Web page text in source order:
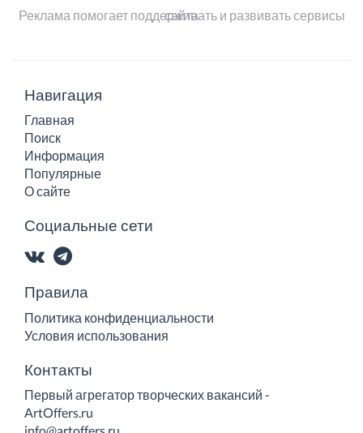
Реклама помогает поддерживать и развивать сервисы сайта
Навигация
Главная
Поиск
Информация
Популярные
О сайте
Социальные сети
Правила
Политика конфиденциальности
Условия использования
Контакты
Первый агрегатор творческих вакансий -
ArtOffers.ru